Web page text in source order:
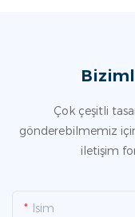
Çok çeşitli
gönderebilmemiz
iletişim
Isim